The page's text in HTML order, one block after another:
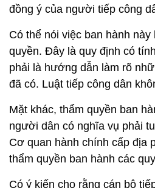
đồng ý của người tiếp công
Có thể nói việc ban hành này
quyền. Đây là quy định có
phải là hướng dẫn làm rõ
đã có. Luật tiếp công dân
Mặt khác, thẩm quyền ban
người dân có nghĩa vụ phải
Cơ quan hành chính cấp địa
thẩm quyền ban hành các
Có ý kiến cho rằng cán bộ